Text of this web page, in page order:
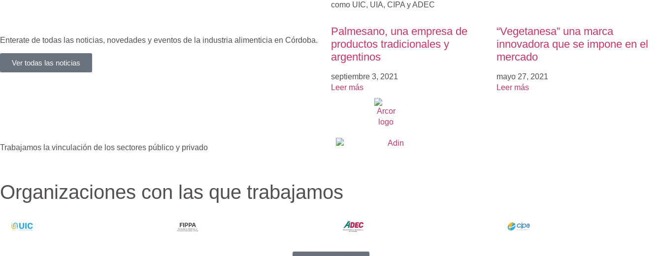
como UIC, UIA, CIPA y ADEC
Enterate de todas las noticias, novedades y eventos de la industria alimenticia en Córdoba.
Ver todas las noticias
Palmesano, una empresa de
productos tradicionales y
argentinos
septiembre 3, 2021
Leer más
“Vegetanesa” una marca
innovadora que se impone en el
mercado
mayo 27, 2021
Leer más
Trabajamos la vinculación de los sectores público y privado
Organizaciones con las que trabajamos